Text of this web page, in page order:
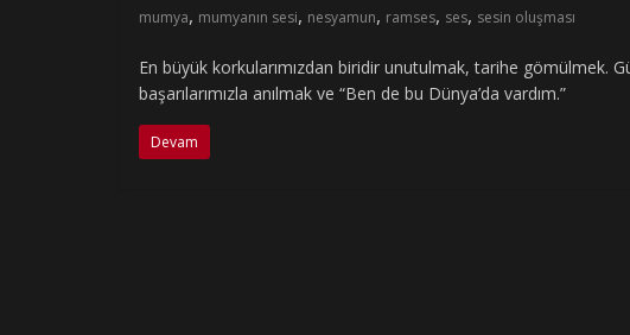
mumya, mumyanın sesi, nesyamun, ramses, ses, sesin oluşması
En büyük korkularımızdan biridir unutulmak, tarihe gömülmek.
başarılarımızla anılmak ve “Ben de bu Dünya’da vardım.”
Devam